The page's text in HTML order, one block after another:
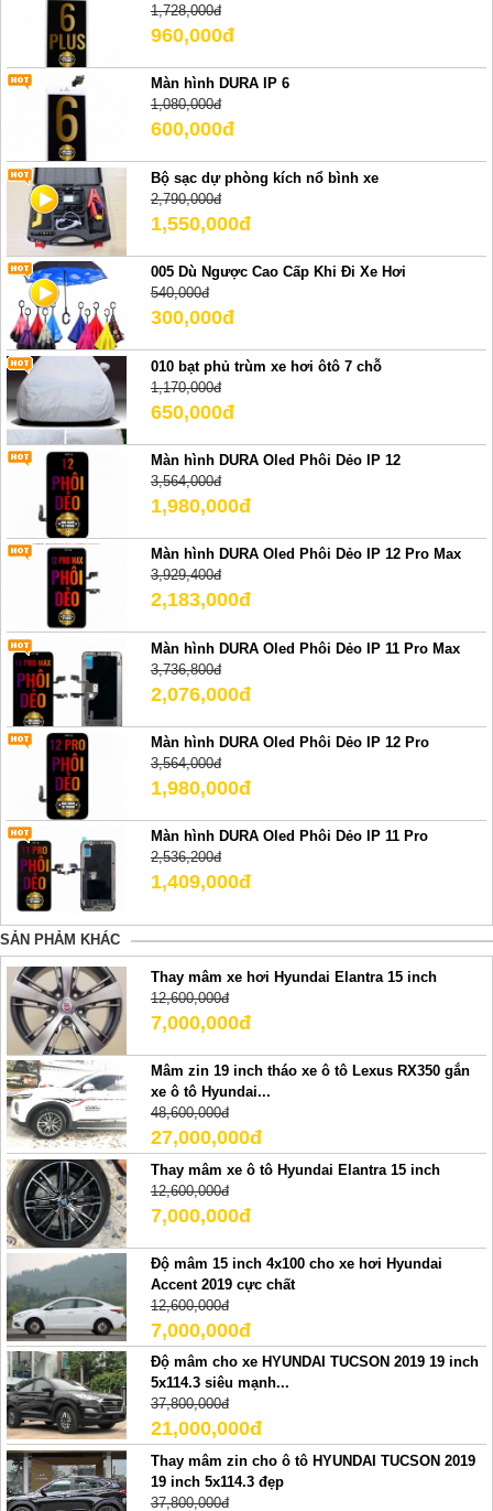
1,728,000đ
960,000đ
Màn hình DURA IP 6
1,080,000đ
600,000đ
Bộ sạc dự phòng kích nổ bình xe
2,790,000đ
1,550,000đ
005 Dù Ngược Cao Cấp Khi Đi Xe Hơi
540,000đ
300,000đ
010 bạt phủ trùm xe hơi ôtô 7 chỗ
1,170,000đ
650,000đ
Màn hình DURA Oled Phôi Dẻo IP 12
3,564,000đ
1,980,000đ
Màn hình DURA Oled Phôi Dẻo IP 12 Pro Max
3,929,400đ
2,183,000đ
Màn hình DURA Oled Phôi Dẻo IP 11 Pro Max
3,736,800đ
2,076,000đ
Màn hình DURA Oled Phôi Dẻo IP 12 Pro
3,564,000đ
1,980,000đ
Màn hình DURA Oled Phôi Dẻo IP 11 Pro
2,536,200đ
1,409,000đ
SẢN PHẢM KHÁC
Thay mâm xe hơi Hyundai Elantra 15 inch
12,600,000đ
7,000,000đ
Mâm zin 19 inch tháo xe ô tô Lexus RX350 gắn
xe ô tô Hyundai...
48,600,000đ
27,000,000đ
Thay mâm xe ô tô Hyundai Elantra 15 inch
12,600,000đ
7,000,000đ
Độ mâm 15 inch 4x100 cho xe hơi Hyundai
Accent 2019 cực chất
12,600,000đ
7,000,000đ
Độ mâm cho xe HYUNDAI TUCSON 2019 19 inch
5x114.3 siêu mạnh...
37,800,000đ
21,000,000đ
Thay mâm zin cho ô tô HYUNDAI TUCSON 2019
19 inch 5x114.3 đẹp
37,800,000đ